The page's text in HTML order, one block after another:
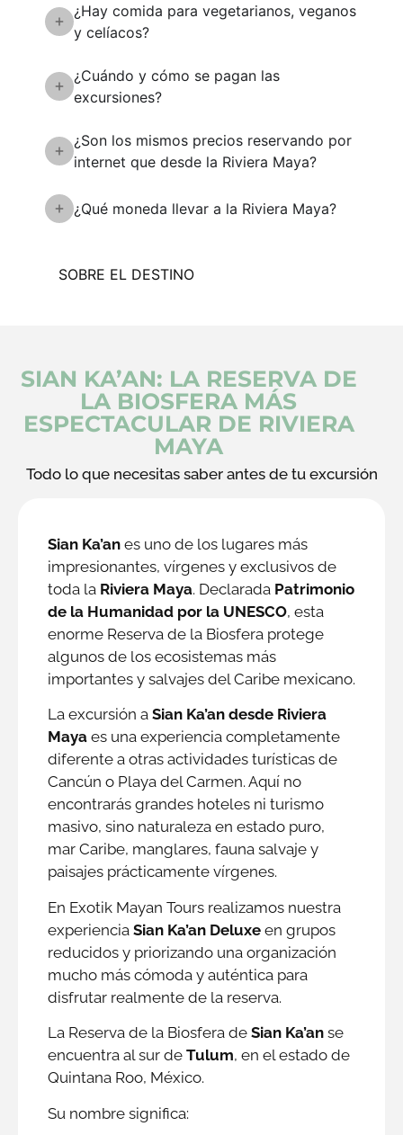
SOBRE EL DESTINO
¿Hay comida para vegetarianos, veganos
y celíacos?
¿Cuándo y cómo se pagan las
excursiones?
¿Son los mismos precios reservando por
internet que desde la Riviera Maya?
¿Qué moneda llevar a la Riviera Maya?
SIAN KA’AN: LA RESERVA DE
LA BIOSFERA MÁS
ESPECTACULAR DE RIVIERA
MAYA
Todo lo que necesitas saber antes de tu excursión
Sian Ka’an es uno de los lugares más
impresionantes, vírgenes y exclusivos de
toda la Riviera Maya. Declarada Patrimonio
de la Humanidad por la UNESCO, esta
enorme Reserva de la Biosfera protege
algunos de los ecosistemas más
importantes y salvajes del Caribe mexicano.
La excursión a Sian Ka’an desde Riviera
Maya es una experiencia completamente
diferente a otras actividades turísticas de
Cancún o Playa del Carmen. Aquí no
encontrarás grandes hoteles ni turismo
masivo, sino naturaleza en estado puro,
mar Caribe, manglares, fauna salvaje y
paisajes prácticamente vírgenes.
En Exotik Mayan Tours realizamos nuestra
experiencia Sian Ka’an Deluxe en grupos
reducidos y priorizando una organización
mucho más cómoda y auténtica para
disfrutar realmente de la reserva.
La Reserva de la Biosfera de Sian Ka’an se
encuentra al sur de Tulum, en el estado de
Quintana Roo, México.
Su nombre significa: